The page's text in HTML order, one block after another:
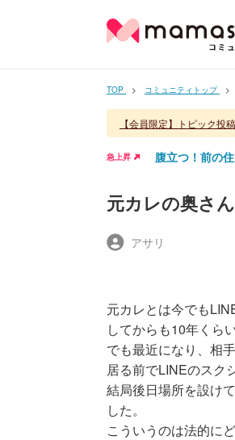
TOP コミュニティトップ
【会員限定】トピック投
急上昇 腹立つ！前の
元カレの奥さ
アサリ
元カレとは今でも
してからも10年くら
でも最近になり、相
居る前でLINEのスク
結局後日場所を設け
した。
こういうのは法的に